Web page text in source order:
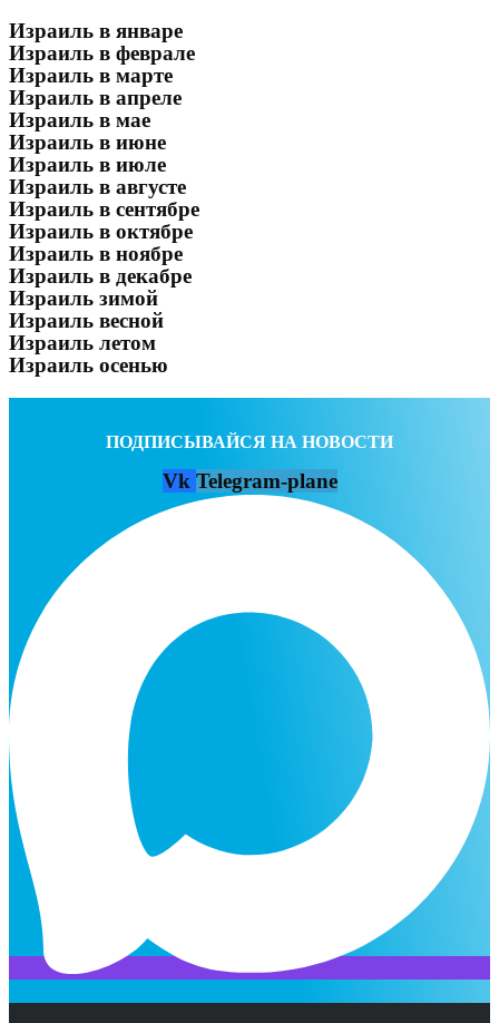
Израиль в январе
Израиль в феврале
Израиль в марте
Израиль в апреле
Израиль в мае
Израиль в июне
Израиль в июле
Израиль в августе
Израиль в сентябре
Израиль в октябре
Израиль в ноябре
Израиль в декабре
Израиль зимой
Израиль весной
Израиль летом
Израиль осенью
ПОДПИСЫВАЙСЯ НА НОВОСТИ
Vk Telegram-plane